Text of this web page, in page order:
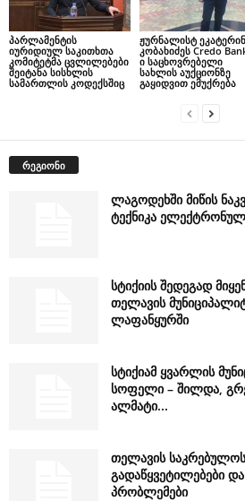
პარლამენტის
იურიდიულ საკითხთა
კომიტეტმა ცვლილებები
შეიტანა სისხლის
სამართლის კოდექსშიც
ჟურნალისტ
კობახიძეს Credo
ი საცხოვრებელი
სახლის აუქციონზე
გაყიდვით ემუქრება
რეგიონი
ლაგოდეხში მიწის
ტექნიკა ელექტრონულ
სტიქიის შედეგად
თელავის
ლაფანყურში
სტიქიამ ყვარლის
სოფელი – შილდა,
ალმატი...
თელავის
გადაწყვეტილებები
პრობლემები